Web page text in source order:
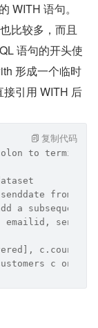
WITH 语句。
比较多，而且
语句的开头使
形成一个临时
引用 WITH 后
to terminate
from
a subsequent
c on
复制代码